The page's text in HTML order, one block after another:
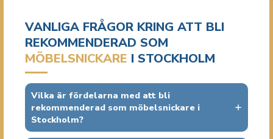
RIVNINGSENTREPRENÖR
RÖRMOKARE
SKADEDJURSTEKNIKER
SNICKARE
SOLCELLSMONTÖR
TAKLÄGGARE
VANLIGA FRÅGOR KRING ATT BLI
REKOMMENDERAD SOM
MÖBELSNICKARE I STOCKHOLM
Vilka är fördelarna med att bli
rekommenderad som möbelsnickare i
Stockholm?